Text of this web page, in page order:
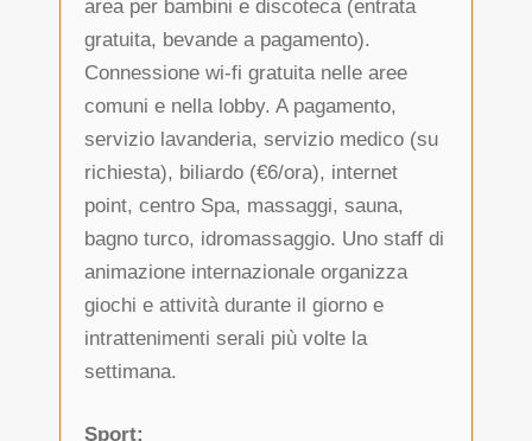
area per bambini e discoteca (entrata
gratuita, bevande a pagamento).
Connessione wi-fi gratuita nelle aree
comuni e nella lobby. A pagamento,
servizio lavanderia, servizio medico (su
richiesta), biliardo (€6/ora), internet
point, centro Spa, massaggi, sauna,
bagno turco, idromassaggio. Uno staff di
animazione internazionale organizza
giochi e attività durante il giorno e
intrattenimenti serali più volte la
settimana.
Sport: